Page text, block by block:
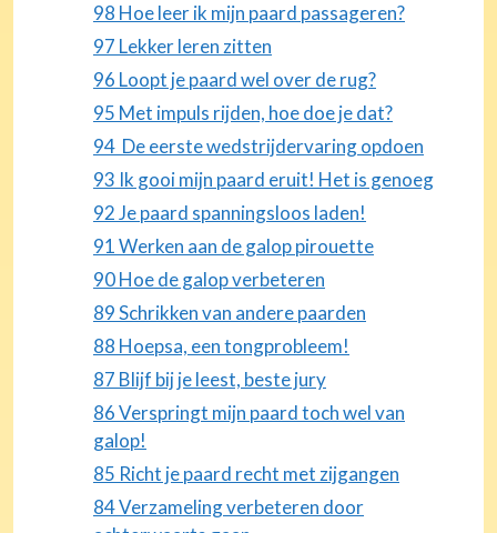
98 Hoe leer ik mijn paard passageren?
97 Lekker leren zitten
96 Loopt je paard wel over de rug?
95 Met impuls rijden, hoe doe je dat?
94 De eerste wedstrijdervaring opdoen
93 Ik gooi mijn paard eruit! Het is genoeg
92 Je paard spanningsloos laden!
91 Werken aan de galop pirouette
90 Hoe de galop verbeteren
89 Schrikken van andere paarden
88 Hoepsa, een tongprobleem!
87 Blijf bij je leest, beste jury
86 Verspringt mijn paard toch wel van
galop!
85 Richt je paard recht met zijgangen
84 Verzameling verbeteren door